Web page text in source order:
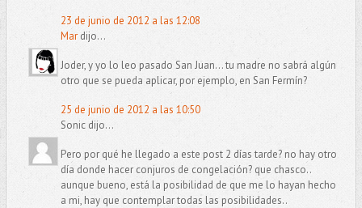
23 de junio de 2012 a las 12:08
Mardijo...
Joder, y yo lo leo pasado San Juan... tu madre no sabrá algún
otro que se pueda aplicar, por ejemplo, en San Fermín?
25 de junio de 2012 a las 10:50
Sonic dijo...
Pero por qué he llegado a este post 2 días tarde? no hay otro
día donde hacer conjuros de congelación? que chasco..
aunque bueno, está la posibilidad de que me lo hayan hecho
a mi, hay que contemplar todas las posibilidades..